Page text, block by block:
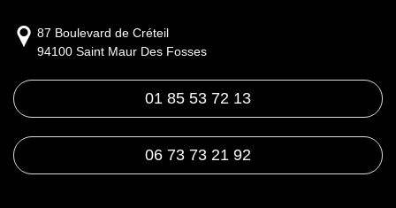
87 Boulevard de Créteil
94100 Saint Maur Des Fosses
01 85 53 72 13
06 73 73 21 92